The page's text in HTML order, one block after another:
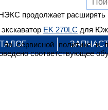
продолжает расширять
EK 270LC для
по сервисной политике
соответствующее